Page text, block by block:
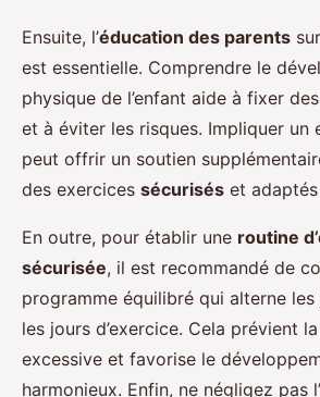
Ensuite, l’éducation des parents
est essentielle. Comprendre le
physique de l’enfant aide à fixer
et à éviter les risques. Impliquer un
peut offrir un soutien
des exercices sécurisés et adaptés
En outre, pour établir une routine
sécurisée, il est recommandé de
programme équilibré qui alterne
les jours d’exercice. Cela prévient
excessive et favorise le
harmonieux. Enfin, ne négligez pas